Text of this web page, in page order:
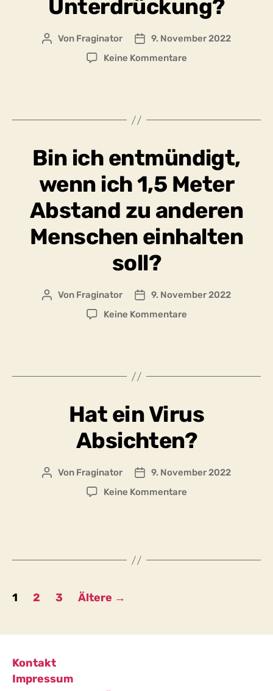
Komfortzone?
Unterdrückung?
Beitragsautor
Von Fraginator Beitragsdatum
9. November 2022
Keine Kommentarezu
während
der
Maskenpflicht
das
Gefühl
massenhafter
Unterdrückung?
Bin ich entmündigt,
wenn ich 1,5 Meter
Abstand zu anderen
Menschen einhalten
soll?
Beitragsautor
Von Fraginator Beitragsdatum
9. November 2022
Keine Kommentarezu
Meter
Abstand
zu
anderen
einhalten
soll?
Hat ein Virus
Absichten?
Beitragsautor
Von Fraginator Beitragsdatum
9. November 2022
Keine Kommentarezu
Seitennummerierung
Beiträge
1 2 3 Ältere →
Kontakt
Impressum